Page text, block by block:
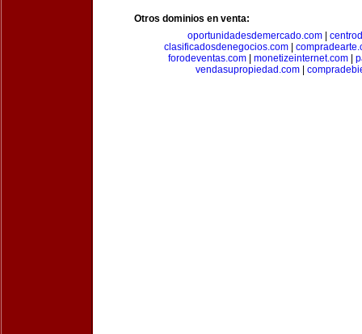
Otros dominios en venta:
oportunidadesdemercado.com
clasificadosdenegocios.com|
forodeventas.com| monetizeinternet.com|
vendasupropiedad.com|